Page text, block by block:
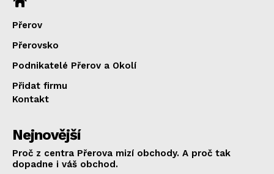
Přerov
Přerovsko
Podnikatelé Přerov a Okolí
Přidat firmu
Kontakt
Nejnovější
Proč z centra Přerova mizí obchody. A proč tak
dopadne i váš obchod.